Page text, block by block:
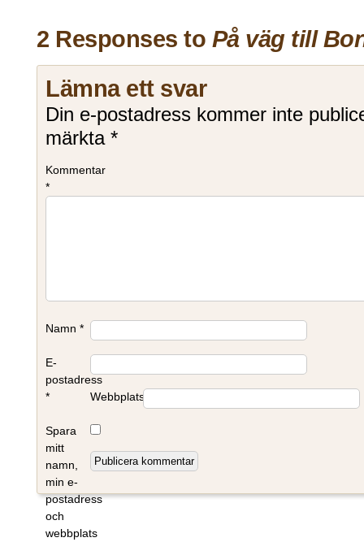
2 Responses to På väg till
Lämna ett svar
Din e-postadress kommer inte
märkta *
Kommentar
*
Namn *
E-
postadress
*
Webbplats
Spara
mitt
namn,
min e-
postadress
och
webbplats